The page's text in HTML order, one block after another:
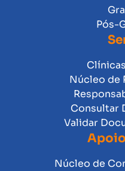
Pós-
Núcleo de
Consultar
Validar
Núcleo de